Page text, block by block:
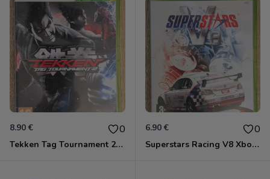
8.90 € 0
Tekken Tag Tournament 2 Xbox 360
6.90 € 0
Superstars Racing V8 Xbox 360